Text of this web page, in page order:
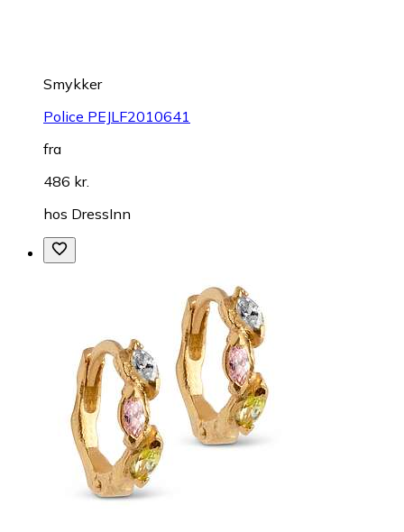
Smykker
Police PEJLF2010641
fra
486 kr.
hos DressInn